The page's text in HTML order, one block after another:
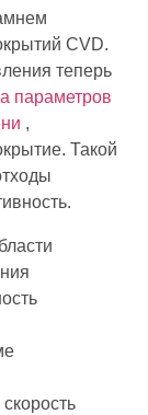
CVD.
теперь
параметров
,
Такой